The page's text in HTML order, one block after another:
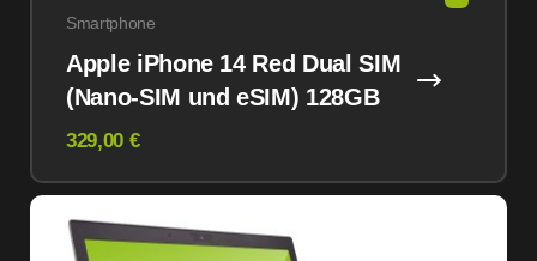
Smartphone
Apple iPhone 14 Red Dual SIM
(Nano-SIM und eSIM) 128GB
329,00 €